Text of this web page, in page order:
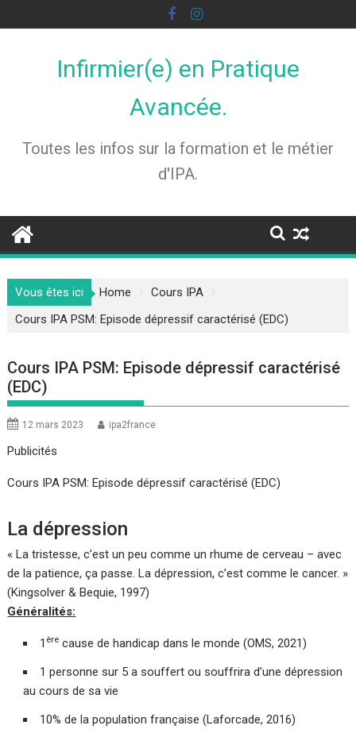
to
Infirmier(e) en Pratique
Avancée.
Toutes les infos sur la formation et le métier
d'IPA.
Vous êtes ici Home
Cours IPA
Cours IPA PSM: Episode dépressif caractérisé (EDC)
Cours IPA PSM: Episode dépressif caractérisé
(EDC)
12 mars 2023 ipa2france
Publicités
Cours IPA PSM: Episode dépressif caractérisé (EDC)
La dépression
« La tristesse, c’est un peu comme un rhume de cerveau – avec
de la patience, ça passe. La dépression, c’est comme le cancer. »
(Kingsolver & Bequie, 1997)
Généralités:
1 ère cause de handicap dans le monde (OMS, 2021)
1 personne sur 5 a souffert ou souffrira d’une dépression
au cours de sa vie
10% de la population française (Laforcade, 2016)